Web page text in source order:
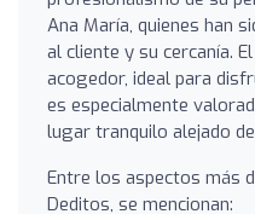
Ana María, quienes han
al cliente y su cercanía.
acogedor, ideal para
es especialmente
lugar tranquilo alejado
Entre los aspectos más
Deditos, se mencionan: